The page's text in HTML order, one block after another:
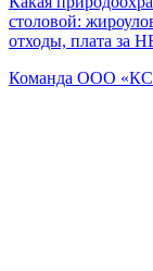
столовой:
отходы, плата за
Команда ООО